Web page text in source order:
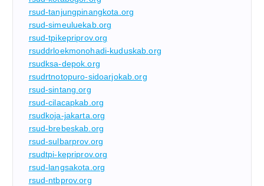
rsud-tanjungpinangkota.org
rsud-simeuluekab.org
rsud-tpikepriprov.org
rsuddrloekmonohadi-kuduskab.org
rsudksa-depok.org
rsudrtnotopuro-sidoarjokab.org
rsud-sintang.org
rsud-cilacapkab.org
rsudkoja-jakarta.org
rsud-brebeskab.org
rsud-sulbarprov.org
rsudtpi-kepriprov.org
rsud-langsakota.org
rsud-ntbprov.org